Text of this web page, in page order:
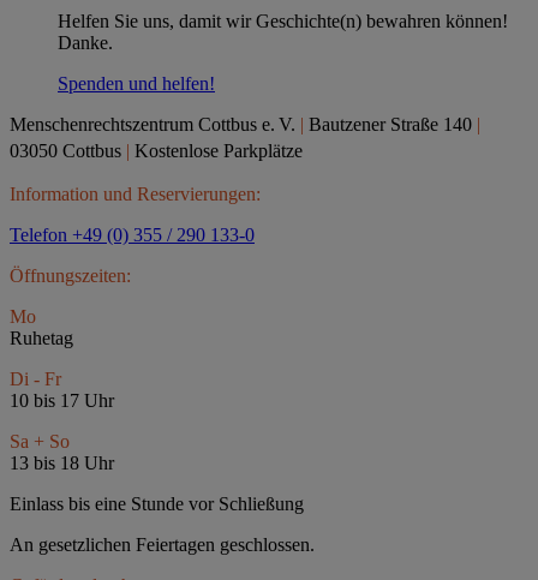
Helfen Sie uns, damit wir Geschichte(n) bewahren können!
Danke.
Spenden und helfen!
Menschenrechtszentrum Cottbus e. V. | Bautzener Straße 140 |
03050 Cottbus | Kostenlose Parkplätze
Information und Reservierungen:
Telefon +49 (0) 355 / 290 133-0
Öffnungszeiten:
Mo
Ruhetag
Di - Fr
10 bis 17 Uhr
Sa + So
13 bis 18 Uhr
Einlass bis eine Stunde vor Schließung
An gesetzlichen Feiertagen geschlossen.